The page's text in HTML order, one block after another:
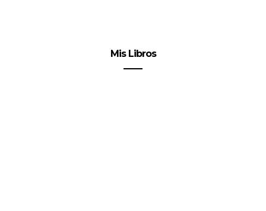
Mis Libros